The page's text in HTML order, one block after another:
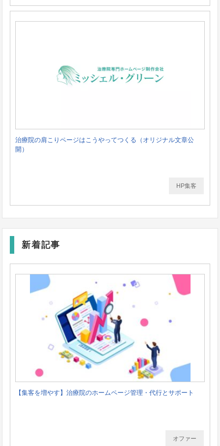
治療院の肩こりページはこうやってつくる（オリジナル文章公
開）
HP集客
新着記事
【集客を増やす】治療院のホームページ管理・代行とサポート
オファー